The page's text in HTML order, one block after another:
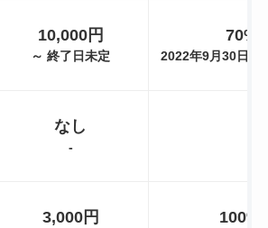
10,000円
～ 終了日未定
70%
2022年9月30日
なし
-
3,000円 100%